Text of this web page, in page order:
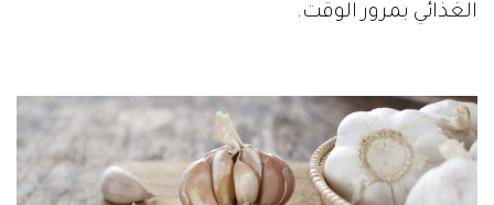
الغذائي بمرور الوقت.